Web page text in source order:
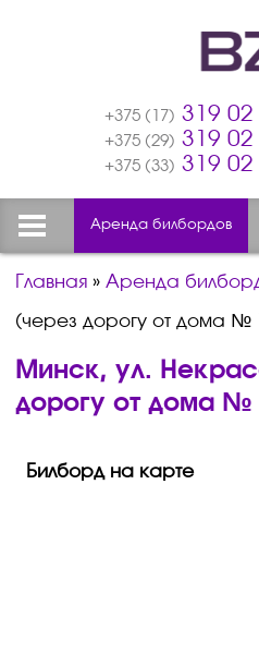
+375 (17) 319 02
+375 (29) 319 02
+375 (33) 319 02
Аренда билбордов
Главная »Аренда
(через дорогу от дома №
Минск, ул.
дорогу от дома №
Билборд на карте